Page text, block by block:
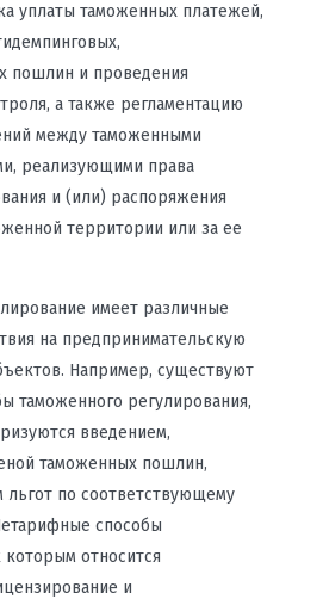
уплаты таможенных платежей,
пошлин и проведения
а также регламентацию
между таможенными
реализующими права
и (или) распоряжения
территории или за ее
имеет различные
на предпринимательскую
Например, существуют
таможенного регулирования,
введением,
таможенных пошлин,
льгот по соответствующему
способы
которым относится
и